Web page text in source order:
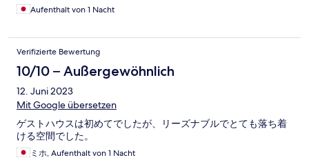
Aufenthalt von 1 Nacht
Verifizierte Bewertung
10/10 – Außergewöhnlich
12. Juni 2023
Mit Google übersetzen
ゲストハウスは初めてでしたが、リーズナブルでとても落ち着
ける空間でした。
ミホ, Aufenthalt von 1 Nacht